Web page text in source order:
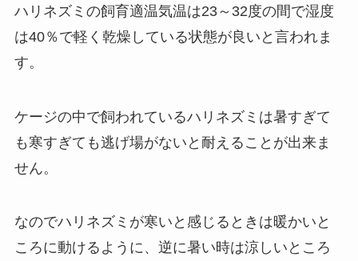
ハリネズミの飼育適温気温は23～32度の間で湿度
は40％で軽く乾燥している状態が良いと言われま
す。
ケージの中で飼われているハリネズミは暑すぎて
も寒すぎても逃げ場がないと耐えることが出来ま
せん。
なのでハリネズミが寒いと感じるときは暖かいと
ころに動けるように、逆に暑い時は涼しいところ